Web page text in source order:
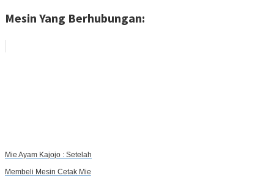
Mesin Yang Berhubungan:
Mie Ayam Kajojo : Setelah
Membeli Mesin Cetak Mie